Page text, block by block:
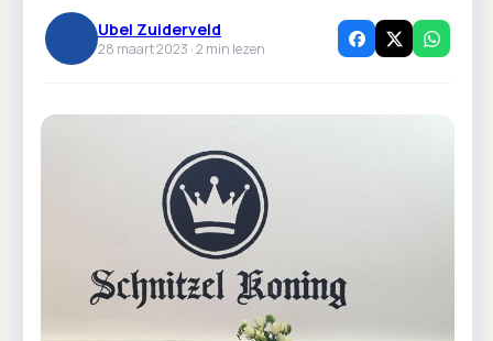
Ubel Zuiderveld
28 maart 2023 ·2 min lezen